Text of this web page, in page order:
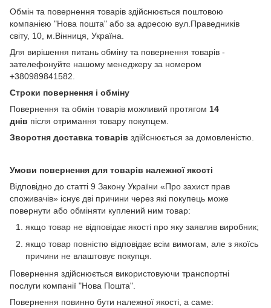
Обмін та повернення товарів здійснюється поштовою
компанією "Нова пошта" або за адресою вул.Праведників
світу, 10, м.Вінниця, Україна.
Для вирішення питань обміну та повернення товарів -
зателефонуйте нашому менеджеру за номером
+380989841582.
Строки повернення і обміну
Повернення та обмін товарів можливий протягом 14
днів після отримання товару покупцем.
Зворотня доставка товарів здійснюється за домовленістю.
Умови повернення для товарів належної якості
Відповідно до статті 9 Закону України «Про захист прав
споживачів» існує дві причини через які покупець може
повернути або обміняти куплений ним товар:
якщо товар не відповідає якості про яку заявляв виробник;
якщо товар повністю відповідає всім вимогам, але з якоїсь
причини не влаштовує покупця.
Повернення здійснюється використовуючи транспортні
послуги компанії "Нова Пошта".
Повернення повинно бути належної якості, а саме: